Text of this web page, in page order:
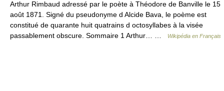
Arthur Rimbaud adressé par le poète à Théodore de Banville le 15
août 1871. Signé du pseudonyme d Alcide Bava, le poème est
constitué de quarante huit quatrains d octosyllabes à la visée
passablement obscure. Sommaire 1 Arthur… …
Wikipédia en Français